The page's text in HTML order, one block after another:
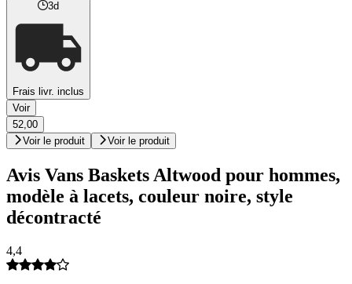
3d
Frais livr. inclus
Voir
52,00
Voir le produit
Voir le produit
Avis Vans Baskets Altwood pour hommes,
modèle à lacets, couleur noire, style
décontracté
4,4